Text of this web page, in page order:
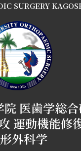
SURGERY
医歯学総
運動機能修
外科学